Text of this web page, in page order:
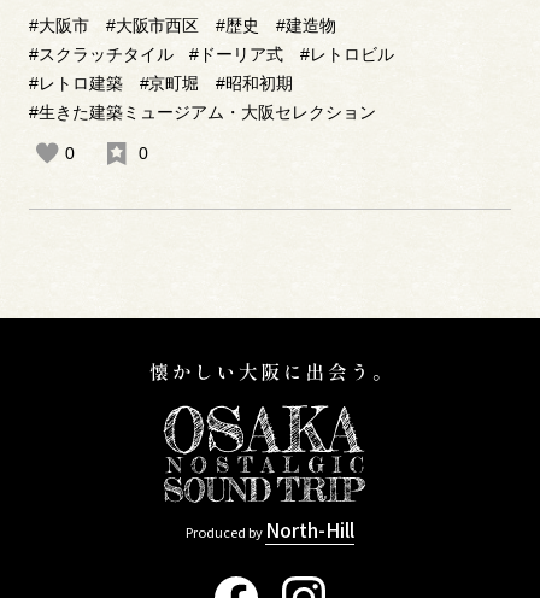
#大阪市 #大阪市西区 #歴史
#建造物
#スクラッチタイル
#ドーリア式
#レトロビル
#レトロ建築
#京町堀
#昭和初期
#生きた建築ミュージアム・大阪セレクション
0 0
Produced by North-Hill